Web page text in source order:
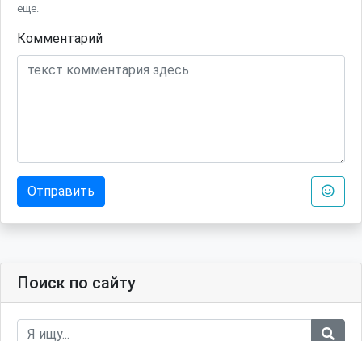
еще.
Комментарий
Отправить
Поиск по сайту